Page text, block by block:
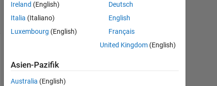
Ansichten
(30 Tage)
Kommentare
Ireland (English)
Italia (Italiano)
Luxembourg (English)
Deutsch
English
Français
United Kingdom (English)
Asien-Pazifik
Australia (English)